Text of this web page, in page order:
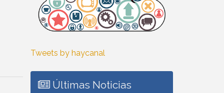
Tweets by haycanal
Últimas Noticias